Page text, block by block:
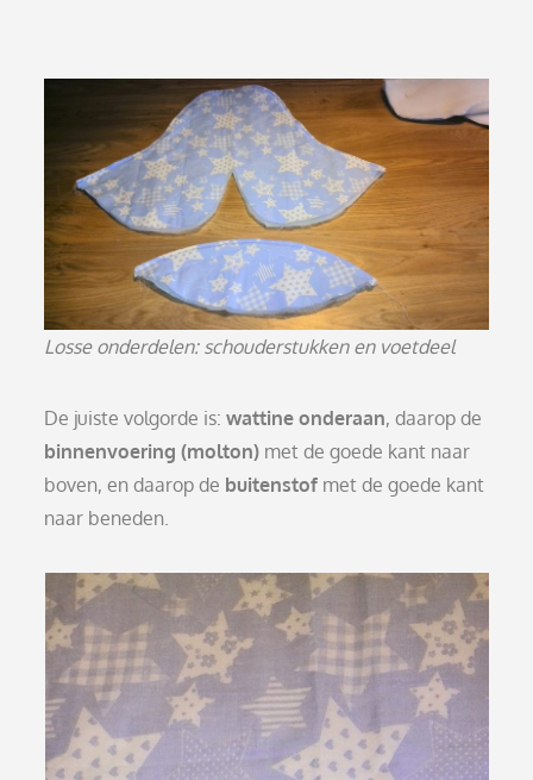
Losse onderdelen: schouderstukken en voetdeel
De juiste volgorde is:wattine onderaan, daarop de
binnenvoering (molton) met de goede kant naar
boven, en daarop de buitenstof met de goede kant
naar beneden.